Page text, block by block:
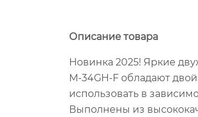
Описание товара
Новинка 2025! Яркие
M-34GH-F обладают
использовать в
Выполнены из